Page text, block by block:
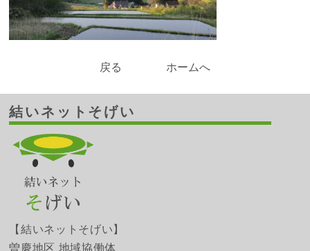
戻る ホームへ
結いネットそげい
【結いネットそげい】
曽慶地区 地域協働体